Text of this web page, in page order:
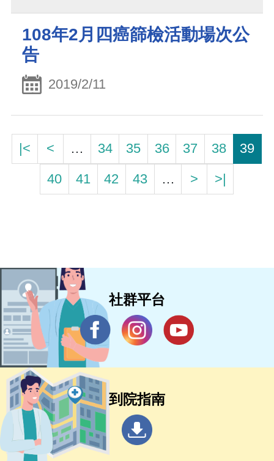
108年2月四癌篩檢活動場次公
告
2019/2/11
|< < … 34 35 36 37 38
39
40
41 42 43 … > >|
社群平台
到院指南